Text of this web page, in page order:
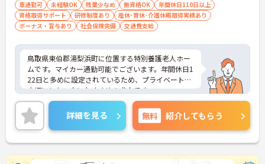
車通勤可 未経験OK 残業少なめ 無資格OK
年間休日110日以上
資格取得サポート
研修制度あり
産休･育休･介護休暇取得実績あり
ボーナス・賞与あり
社会保険完備 交通費支給
鳥取県東伯郡湯梨浜町に位置する特別養護老人ホー
ムです。マイカー通勤可能でございます。年間休日1
22日と多めに設定されているため、プライベートを
大切にしたい方におすすめの求人です。
昇給や賞与制度があり頑張りが評価されてしっかり
と職員に還元されます。ご興味のある方には、面接
対策ポイントなど、さらに詳細をお話しいたします
のでお気軽にご相談ください！
詳細を見る 無料 紹介してもらう